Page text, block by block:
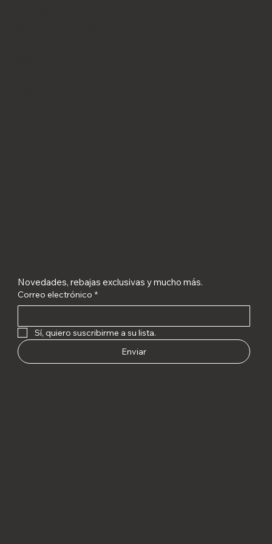
Novedades, rebajas exclusivas y mucho más.
Correo electrónico *
Sí, quiero suscribirme a su lista.
Enviar